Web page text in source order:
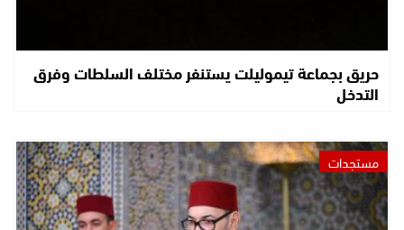
حريق بجماعة تيموليلت يستنفر مختلف السلطات وفرق
التدخل
مستجدات